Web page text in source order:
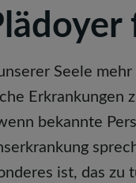
Seele
Erkrankungen
bekannte
ist, das zu